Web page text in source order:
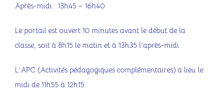
Après-midi : 13h45 – 16h40
Le portail est ouvert 10 minutes avant le début de la
classe, soit à 8h15 le matin et à 13h35 l’après-midi
L’APC (Activités pédagogiques complémentaires) a lieu le
midi de 11h55 à 12h15.